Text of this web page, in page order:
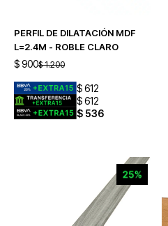
PERFIL DE DILATACIÓN MDF
L=2.4M - ROBLE CLARO
$900$ 1.200
$612
$612
$ 536